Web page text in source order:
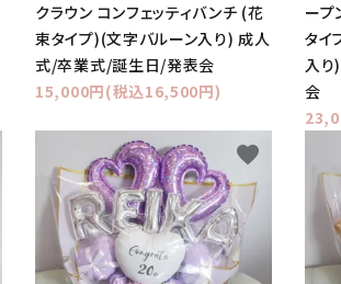
クラウン コンフェッティバンチ (花
束タイプ)(文字バルーン入り) 成人
式/卒業式/誕生日/発表会
15,000円(税込16,500円)
ープ
タイ
入
会
favorite